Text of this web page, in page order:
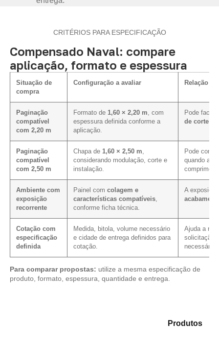
CRITÉRIOS PARA ESPECIFICAÇÃO
Compensado Naval: compare
aplicação, formato e espessura
Situação de
compra
Configuração a avaliar Relação
Paginação
compatível
com 2,20 m
Formato de 1,60 × 2,20 m , com
espessura definida conforme a
aplicação.
Pode
de corte e
Paginação
compatível
com 2,50 m
Chapa de 1,60 × 2,50 m
considerando modulação, corte e
instalação.
Pode
quando a
Ambiente com
exposição
recorrente
Painel com colagem e
características compatíveis
conforme ficha técnica.
A
Cotação com
especificação
definida
Medida, bitola, volume necessário
e cidade de entrega definidos para
cotação.
Ajuda a
solicitação,
necessário.
Para comparar propostas: utilize a mesma especificação de
produto, formato, espessura, quantidade e entrega.
Produtose